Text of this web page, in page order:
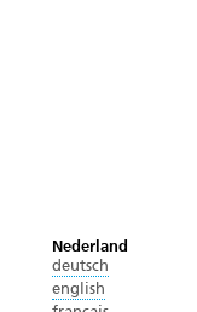
Nederland
deutsch
english